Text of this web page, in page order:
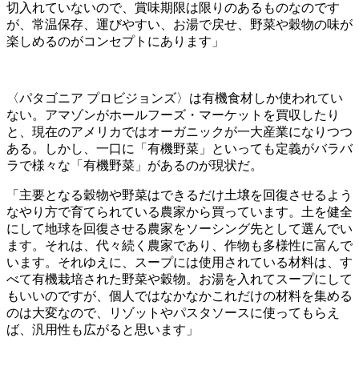
切入れていないので、賞味期限は限りのあるものなのです
が、常温保存、運びやすい、お湯で戻せ、野菜や穀物の味が
楽しめるのがコンセプトにあります」
〈パタゴニア プロビジョンズ〉は有機食材しか使われてい
ない。アマゾンがホールフーズ・マーケットを買収したり
と、現在のアメリカではオーガニックが一大産業になりつつ
ある。しかし、一口に「有機野菜」といっても定義がバラバ
ラで様々な「有機野菜」があるのが現状だ。
「主要となる穀物や野菜はできるだけ土壌を回復させるよう
なやり方で育てられている農家から買っています。土を健全
にして地球を回復させる農家をソーシング先として選んでい
ます。それは、代々続く農家であり、作物も多様性に富んで
います。それゆえに、スープには使用されている材料は、す
べて有機栽培された野菜や穀物。お湯を入れてスープにして
もいいのですが、個人ではなかなかこれだけの材料を集める
のは大変なので、リゾットやパスタソースに使ってもらえ
ば、汎用性も広がると思います」